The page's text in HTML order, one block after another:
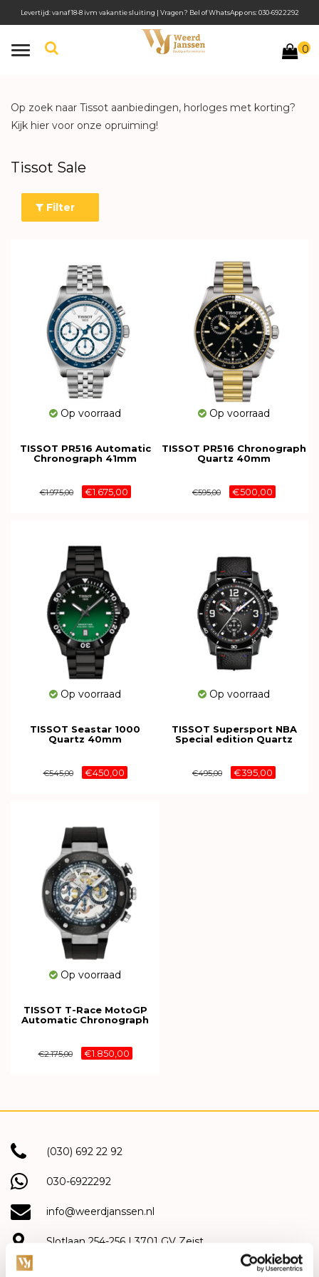
Toggle
0
Levertijd: vanaf 18-8 ivm vakantie sluiting | Vragen? Bel of WhatsApp ons: 030-6922292
Op zoek naar Tissot aanbiedingen, horloges met korting?
Kijk hier voor onze opruiming!
Tissot Sale
Filter
Op voorraad
TISSOT PR516 Automatic
Chronograph 41mm
€1.975,00 €1.675,00
Op voorraad
TISSOT PR516 Chronograph
Quartz 40mm
€595,00 €500,00
Op voorraad
TISSOT Seastar 1000
Quartz 40mm
€545,00 €450,00
Op voorraad
TISSOT Supersport NBA
Special edition Quartz
€495,00 €395,00
Op voorraad
TISSOT T-Race MotoGP
Automatic Chronograph
€2.175,00 €1.850,00
(030) 692 22 92
030-6922292
info@weerdjanssen.nl
Slotlaan 254-256 | 3701 GV Zeist